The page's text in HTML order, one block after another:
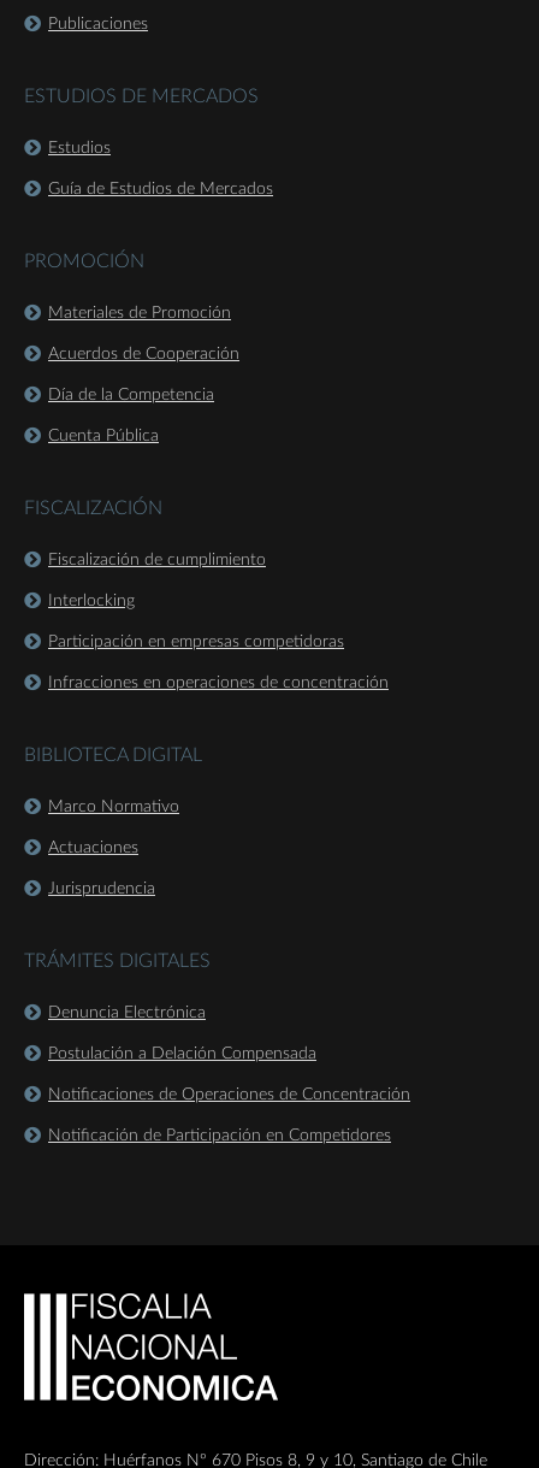
Publicaciones
ESTUDIOS DE MERCADOS
Estudios
Guía de Estudios de Mercados
PROMOCIÓN
Materiales de Promoción
Acuerdos de Cooperación
Día de la Competencia
Cuenta Pública
FISCALIZACIÓN
Fiscalización de cumplimiento
Interlocking
Participación en empresas competidoras
Infracciones en operaciones de concentración
BIBLIOTECA DIGITAL
Marco Normativo
Actuaciones
Jurisprudencia
TRÁMITES DIGITALES
Denuncia Electrónica
Postulación a Delación Compensada
Notificaciones de Operaciones de Concentración
Notificación de Participación en Competidores
Dirección: Huérfanos Nº 670 Pisos 8, 9 y 10, Santiago de Chile